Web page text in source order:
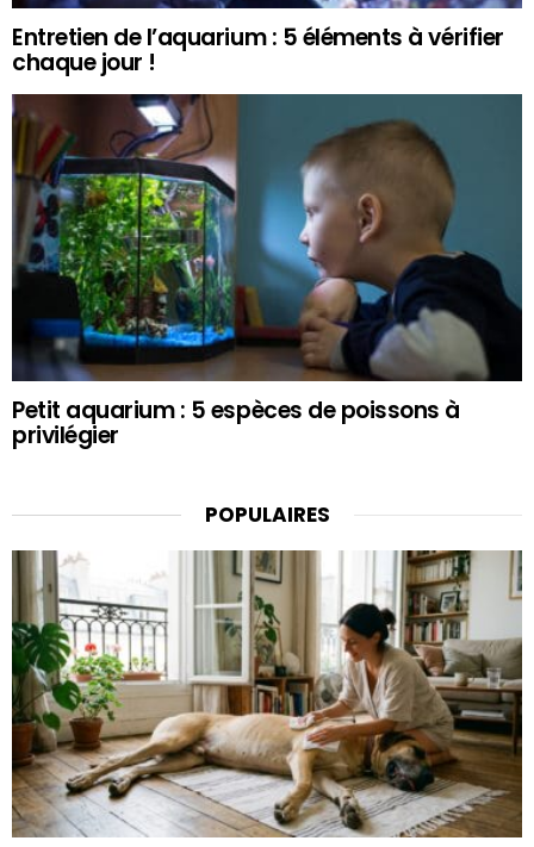
Entretien de l’aquarium : 5 éléments à vérifier
chaque jour !
Petit aquarium : 5 espèces de poissons à
privilégier
POPULAIRES